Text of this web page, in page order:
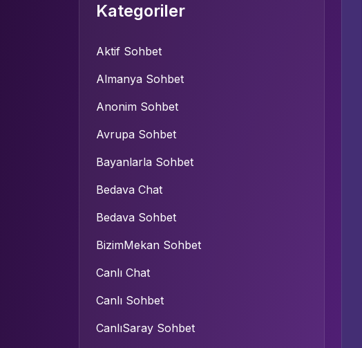
Kategoriler
Aktif Sohbet
Almanya Sohbet
Anonim Sohbet
Avrupa Sohbet
Bayanlarla Sohbet
Bedava Chat
Bedava Sohbet
BizimMekan Sohbet
Canlı Chat
Canlı Sohbet
CanlıSaray Sohbet